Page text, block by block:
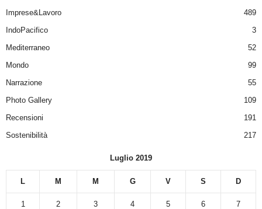
Imprese&Lavoro
489
IndoPacifico
3
Mediterraneo
52
Mondo
99
Narrazione
55
Photo Gallery
109
Recensioni
191
Sostenibilità
217
Luglio 2019
L M M G V S D
1 2 3 4 5 6 7